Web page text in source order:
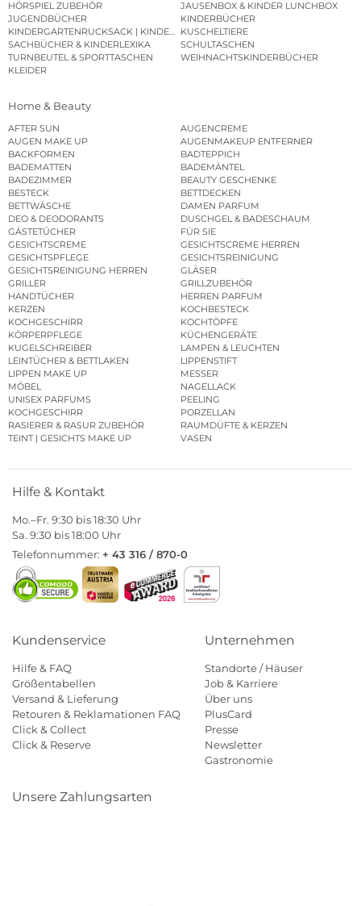
HÖRSPIEL ZUBEHÖR
JAUSENBOX & KINDER LUNCHBOX
JUGENDBÜCHER
KINDERBÜCHER
KINDERGARTENRUCKSACK | KINDERGARTENBEUTEL
KUSCHELTIERE
SACHBÜCHER & KINDERLEXIKA
SCHULTASCHEN
TURNBEUTEL & SPORTTASCHEN
WEIHNACHTSKINDERBÜCHER
KLEIDER
Home & Beauty
AFTER SUN
AUGENCREME
AUGEN MAKE UP
AUGENMAKEUP ENTFERNER
BACKFORMEN
BADTEPPICH
BADEMATTEN
BADEMÄNTEL
BADEZIMMER
BEAUTY GESCHENKE
BESTECK
BETTDECKEN
BETTWÄSCHE
DAMEN PARFUM
DEO & DEODORANTS
DUSCHGEL & BADESCHAUM
GÄSTETÜCHER
FÜR SIE
GESICHTSCREME
GESICHTSCREME HERREN
GESICHTSPFLEGE
GESICHTSREINIGUNG
GESICHTSREINIGUNG HERREN
GLÄSER
GRILLER
GRILLZUBEHÖR
HANDTÜCHER
HERREN PARFUM
KERZEN
KOCHBESTECK
KOCHGESCHIRR
KOCHTÖPFE
KÖRPERPFLEGE
KÜCHENGERÄTE
KUGELSCHREIBER
LAMPEN & LEUCHTEN
LEINTÜCHER & BETTLAKEN
LIPPENSTIFT
LIPPEN MAKE UP
MESSER
MÖBEL
NAGELLACK
UNISEX PARFUMS
PEELING
KOCHGESCHIRR
PORZELLAN
RASIERER & RASUR ZUBEHÖR
RAUMDÜFTE & KERZEN
TEINT | GESICHTS MAKE UP
VASEN
Hilfe & Kontakt
Mo.–Fr. 9:30 bis 18:30 Uhr
Sa. 9:30 bis 18:00 Uhr
Telefonnummer: + 43 316 / 870-0
Kundenservice
Hilfe & FAQ
Größentabellen
Versand & Lieferung
Retouren & Reklamationen FAQ
Click & Collect
Click & Reserve
Unternehmen
Standorte / Häuser
Job & Karriere
Über uns
PlusCard
Presse
Newsletter
Gastronomie
Unsere Zahlungsarten